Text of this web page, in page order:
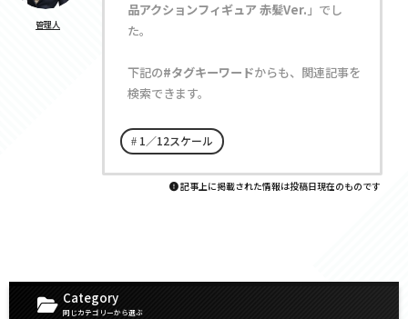
管理人
品アクションフィギュア 赤髪Ver. 」でし
た。
下記の#タグキーワードからも、関連記事を
検索できます。
1／12スケール
記事上に掲載された情報は投稿日現在のものです
Category
同じカテゴリーから選ぶ